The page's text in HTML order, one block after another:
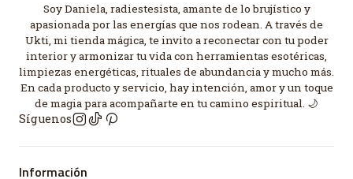
Soy Daniela, radiestesista, amante de lo brujístico y
apasionada por las energías que nos rodean. A través de
Ukti, mi tienda mágica, te invito a reconectar con tu poder
interior y armonizar tu vida con herramientas esotéricas,
limpiezas energéticas, rituales de abundancia y mucho más.
En cada producto y servicio, hay intención, amor y un toque
de magia para acompañarte en tu camino espiritual. 🌙
Síguenos
Información